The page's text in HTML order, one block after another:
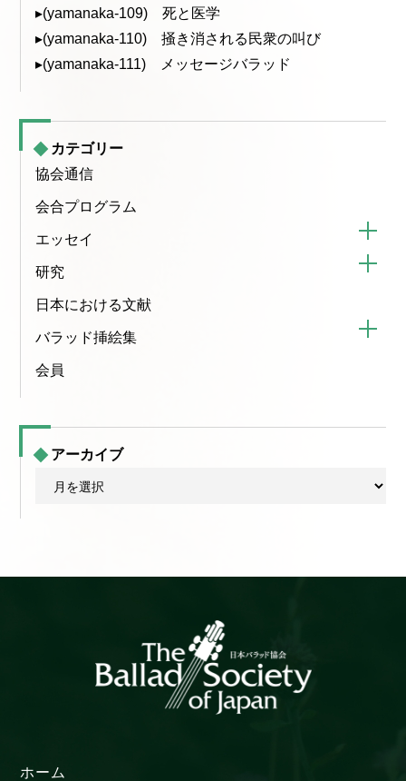
▸(yamanaka-109) 死と医学
▸(yamanaka-110) 掻き消される民衆の叫び
▸(yamanaka-111) メッセージバラッド
カテゴリー
協会通信
会合プログラム
エッセイ
研究
日本における文献
バラッド挿絵集
会員
アーカイブ
ブ
ホーム